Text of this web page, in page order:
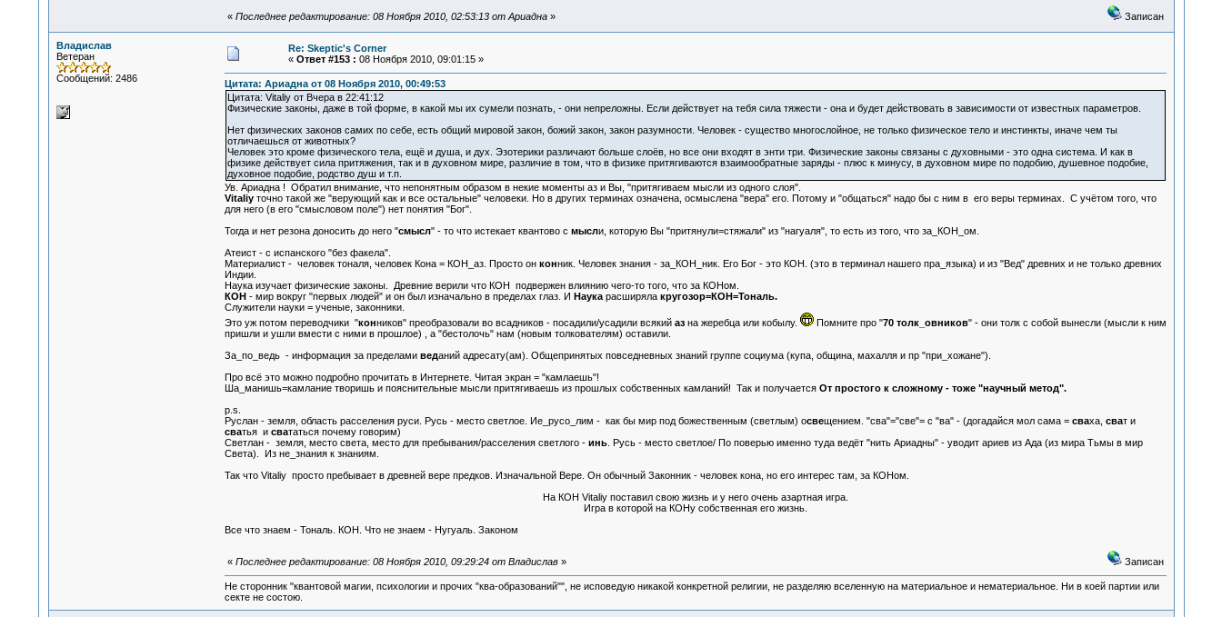
« Последнее редактирование: 08 Ноября 2010, 02:53:13 от Ариадна» Записан
Владислав
Ветеран
Сообщений: 2486
Re: Skeptic's Corner
« Ответ #153 : 08 Ноября 2010, 09:01:15 »
Цитата: Ариадна от 08 Ноября 2010, 00:49:53
Цитата: Vitaliy от Вчера в 22:41:12
Физические законы, даже в той форме, в какой мы их сумели познать, - они непреложны. Если действует на тебя сила тяжести - она и будет действовать в зависимости от известных параметров.
Нет физических законов самих по себе, есть общий мировой закон, божий закон, закон разумности. Человек - существо многослойное, не только физическое тело и инстинкты, иначе чем ты
отличаешься от животных?
Человек это кроме физического тела, ещё и душа, и дух. Эзотерики различают больше слоёв, но все они входят в энти три. Физические законы связаны с духовными - это одна система. И как в
физике действует сила притяжения, так и в духовном мире, различие в том, что в физике притягиваются взаимообратные заряды - плюс к минусу, в духовном мире по подобию, душевное подобие,
духовное подобие, родство душ и т.п.
Ув. Ариадна ! Обратил внимание, что непонятным образом в некие моменты аз и Вы, "притягиваем мысли из одного слоя".
Vitaliy точно такой же "верующий как и все остальные" человеки. Но в других терминах означена, осмыслена "вера" его. Потому и "общаться" надо бы с ним в его веры терминах. С учётом того, что
для него (в его "смысловом поле") нет понятия "Бог".
Тогда и нет резона доносить до него "смысл" - то что истекает квантово с мысли, которую Вы "притянули=стяжали" из "нагуаля", то есть из того, что за_КОН_ом.
Атеист - с испанского "без факела".
Материалист - человек тоналя, человек Кона = КОН_аз. Просто он конник. Человек знания - за_КОН_ник. Его Бог - это КОН. (это в терминал нашего пра_языка) и из "Вед" древних и не только древних
Индии.
Наука изучает физические законы. Древние верили что КОН подвержен влиянию чего-то того, что за КОНом.
КОН - мир вокруг "первых людей" и он был изначально в пределах глаз. И Наука расширялакругозор=КОН=Тональ.
Служители науки = ученые, законники.
Это уж потом переводчики "конников" преобразовали во всадников - посадили/усадили всякий азна жеребца или кобылу. Помните про "70 толк_овников" - они толк с собой вынесли (мысли к ним
пришли и ушли вмести с ними в прошлое) , а "бестолочь" нам (новым толкователям) оставили.
За_по_ведь - информация за пределами веданий адресату(ам). Общепринятых повседневных знаний группе социума (купа, община, махалля и пр "при_хожане").
Про всё это можно подробно прочитать в Интернете. Читая экран = "камлаешь"!
Ша_манишь=камлание творишь и пояснительные мысли притягиваешь из прошлых собственных камланий! Так и получается От простого к сложному - тоже "научный метод".
p.s.
Руслан - земля, область расселения руси. Русь - место светлое. Ие_русо_лим - как бы мир под божественным (светлым) освещением. "сва"="све"= с "ва" - (догадайся мол сама = сваха, сват и
сватья и свататься почему говорим)
Светлан - земля, место света, место для пребывания/расселения светлого - инь. Русь - место светлое/ По поверью именно туда ведёт "нить Ариадны" - уводит ариев из Ада (из мира Тьмы в мир
Света). Из не_знания к знаниям.
Так что Vitaliy просто пребывает в древней вере предков. Изначальной Вере. Он обычный Законник - человек кона, но его интерес там, за КОНом.
На КОН Vitaliy поставил свою жизнь и у него очень азартная игра.
Игра в которой на КОНу собственная его жизнь.
Все что знаем - Тональ. КОН. Что не знаем - Нугуаль. Законом
« Последнее редактирование: 08 Ноября 2010, 09:29:24 от Владислав» Записан
Не сторонник "квантовой магии, психологии и прочих "ква-образований"", не исповедую никакой конкретной религии, не разделяю вселенную на материальное и нематериальное. Ни в коей партии или
секте не состою.